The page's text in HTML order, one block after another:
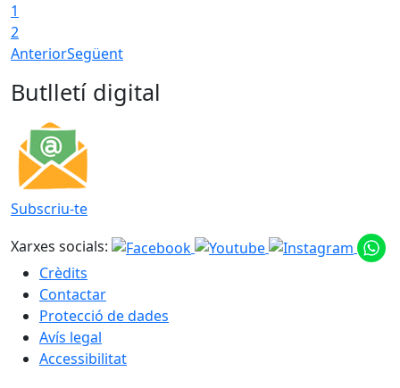
1
2
AnteriorSegüent
Butlletí digital
Subscriu-te
Xarxes socials:
Crèdits
Contactar
Protecció de dades
Avís legal
Accessibilitat